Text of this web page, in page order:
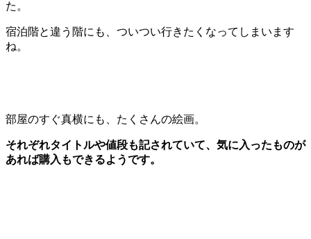
た。
宿泊階と違う階にも、ついつい行きたくなってしまいます
ね。
部屋のすぐ真横にも、たくさんの絵画。
それぞれタイトルや値段も記されていて、気に入ったものが
あれば購入もできるようです。